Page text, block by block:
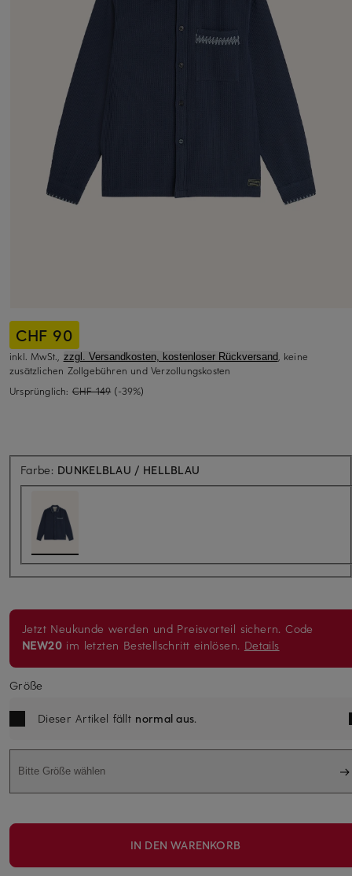
CHF 90
inkl. MwSt., zzgl. Versandkosten, kostenloser Rückversand, keine
zusätzlichen Zollgebühren und Verzollungskosten
Ursprünglich: CHF 149 (-39%)
Farbe: DUNKELBLAU / HELLBLAU
Jetzt Neukunde werden und Preisvorteil sichern. Code
NEW20 im letzten Bestellschritt einlösen. Details
Größe
Dieser Artikel fällt normal aus.
Bitte Größe wählen
IN DEN WARENKORB